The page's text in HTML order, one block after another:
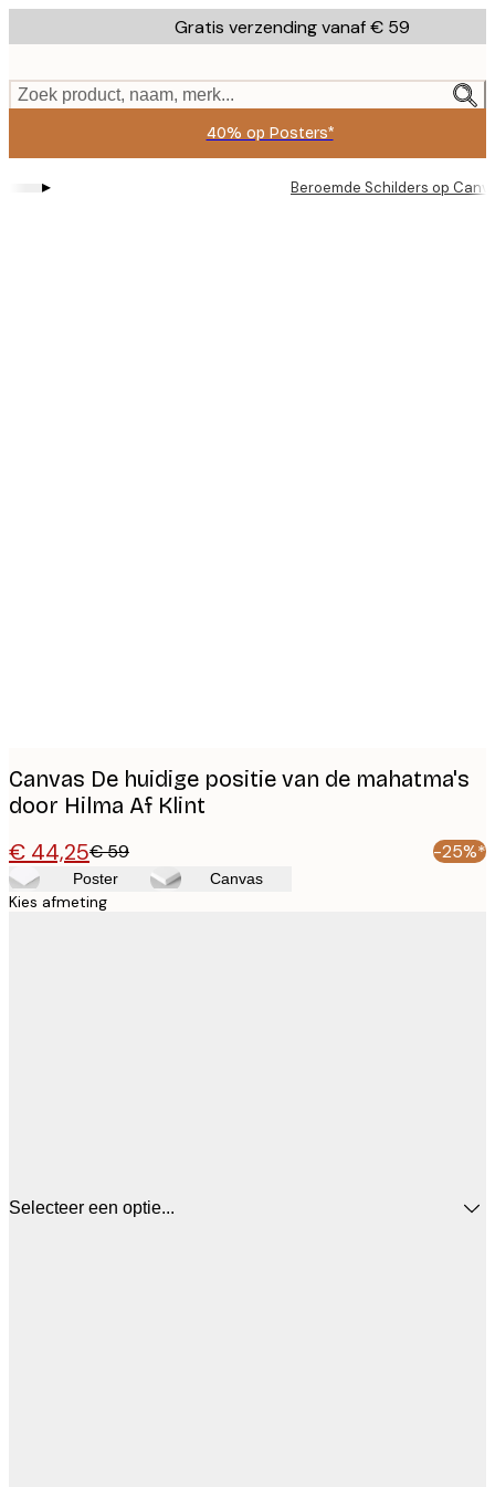
to
content.
Gratis verzending vanaf € 59
Zoek product, naam, merk...
40% op Posters*
▸ Beroemde Schilders op
Canvas De huidige positie van de mahatma's
door Hilma Af Klint
€ 44,25€ 59 -25%*
Poster Canvas
Kies afmeting
Selecteer een optie...